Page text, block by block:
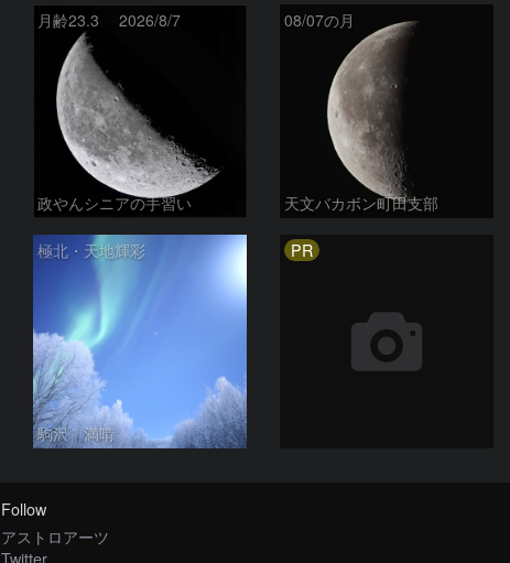
月齢23.3 2026/8/7
政やんシニアの手習い
08/07の月
天文バカボン町田支部
極北・天地輝彩
駒沢 満晴
PR
Follow
アストロアーツ
Twitter